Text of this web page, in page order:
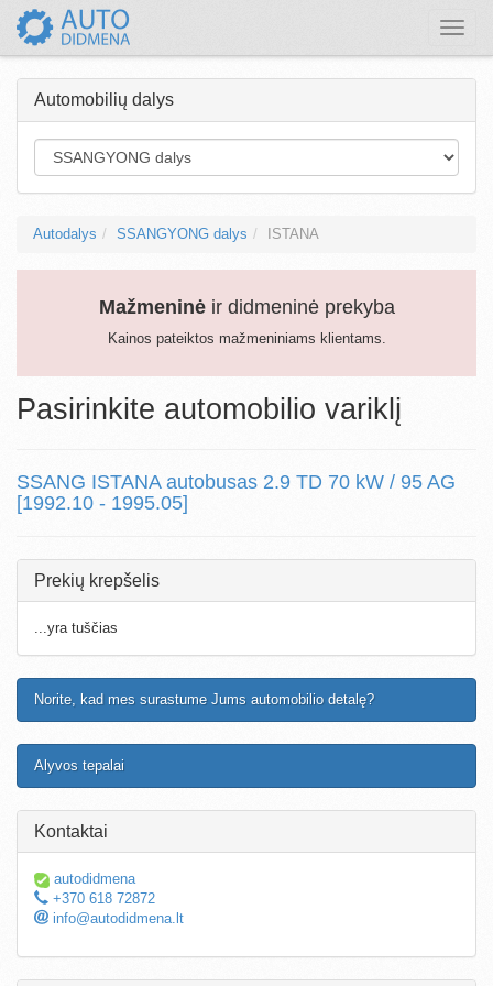
Toggle
Automobilių dalys
Autodalys SSANGYONG dalys ISTANA
Mažmeninėir didmeninė prekyba
Kainos pateiktos mažmeniniams klientams.
Pasirinkite automobilio variklį
SSANG ISTANA autobusas 2.9 TD 70 kW / 95 AG
[1992.10 - 1995.05]
Prekių krepšelis
...yra tuščias
Norite, kad mes surastume Jums automobilio detalę?
Alyvos tepalai
Kontaktai
autodidmena
+370 618 72872
info@autodidmena.lt